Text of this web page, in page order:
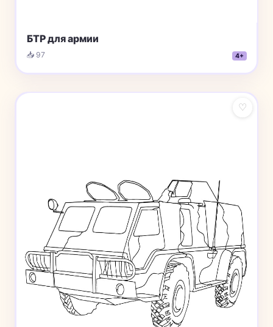
БТР для армии
📥 97 4+
♡